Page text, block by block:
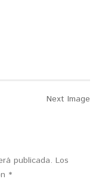
Next Image
publicada. Los
*